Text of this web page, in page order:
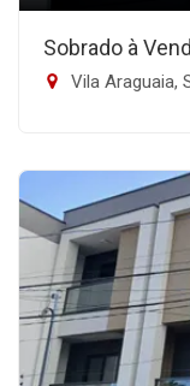
Sobrado à
Vila Araguaia,